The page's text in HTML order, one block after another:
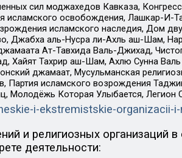
сил моджахедов Кавказа,
исламского освобождения, Лашкар-И-
исламского наследия, Дом
Джабха аль-Нусра ли-Ахль аш-Шам,
Ат-Тавхида Валь-Джихад,
Хайят Тахрир аш-Шам, Ахлю Сунна
джамаат, Мусульманская
Партия исламского возрождения
Молодёжь Которая Улыбается, Легион
i-ekstremistskie-organizacii-i-
и религиозных организаций
деятельности: